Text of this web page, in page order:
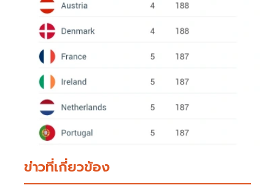
ข่าวที่เกี่ยวข้อง